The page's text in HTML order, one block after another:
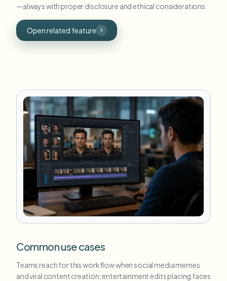
—always with proper disclosure and ethical considerations.
Open related feature
Common use cases
Teams reach for this workflow when social media memes
and viral content creation; entertainment edits placing faces